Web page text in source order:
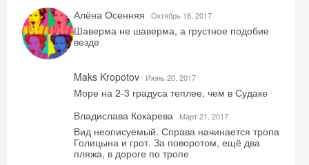
Алёна Осенняя Октябрь 16, 2017
Шаверма не шаверма, а грустное подобие
везде
Maks Kropotov Июнь 20, 2017
Море на 2-3 градуса теплее, чем в Судаке
Владислава Кокарева
Mарт 21, 2017
Вид неописуемый. Справа начинается тропа
Голицына и грот. За поворотом, ещё два
пляжа, в дороге по тропе